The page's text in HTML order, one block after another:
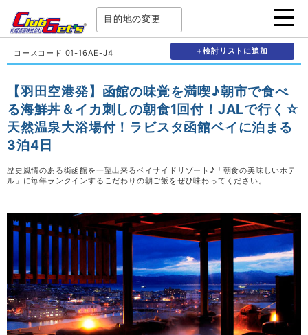
目的地の変更
コースコード 01-16AE-J4 +検討リストに追加
【羽田空港発】函館の味覚を満喫♪朝市で食べ
る海鮮丼＆イカ刺しの朝食1回付！JALで行く☆
天然温泉大浴場付！ラビスタ函館ベイに泊まる
3泊4日
歴史風情のある街函館を一望出来るベイサイドリゾート♪「朝食の美味しいホテ
ル」に毎年ランクインするこだわりの朝ご飯をぜひ味わってください。